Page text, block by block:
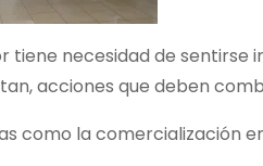
tiene necesidad de
acciones que deben
como la comercialización